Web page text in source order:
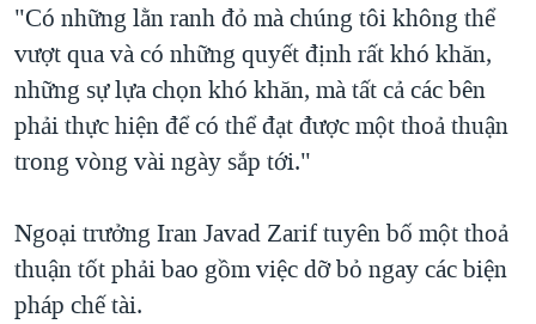
"Có những lằn ranh đỏ mà chúng tôi không thể
vượt qua và có những quyết định rất khó khăn,
những sự lựa chọn khó khăn, mà tất cả các bên
phải thực hiện để có thể đạt được một thoả thuận
trong vòng vài ngày sắp tới."
Ngoại trưởng Iran Javad Zarif tuyên bố một thoả
thuận tốt phải bao gồm việc dỡ bỏ ngay các biện
pháp chế tài.